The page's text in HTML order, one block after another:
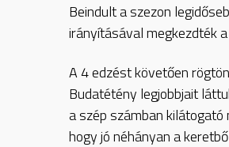
Beindult a szezon
irányításával megkezdték
A 4 edzést követően
Budatétény legjobbjait
a szép számban
hogy jó néhányan a